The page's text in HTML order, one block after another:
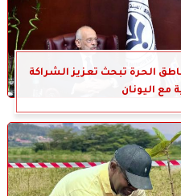
الحرة تبحث تعزيز الشراكة
مع اليونان